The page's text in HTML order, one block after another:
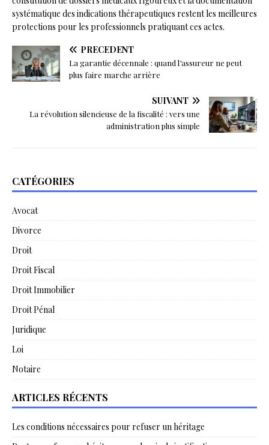
systématique des indications thérapeutiques restent les meilleures
protections pour les professionnels pratiquant ces actes.
PRÉCÉDENT
La garantie décennale : quand l’assureur ne peut
plus faire marche arrière
SUIVANT
La révolution silencieuse de la fiscalité : vers une
administration plus simple
CATÉGORIES
Avocat
Divorce
Droit
Droit Fiscal
Droit Immobilier
Droit Pénal
Juridique
Loi
Notaire
ARTICLES RÉCENTS
Les conditions nécessaires pour refuser un héritage